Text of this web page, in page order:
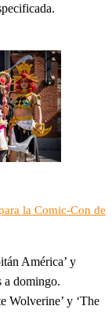
la Comic-Con de
América’ y
a domingo.
Wolverine’ y ‘The